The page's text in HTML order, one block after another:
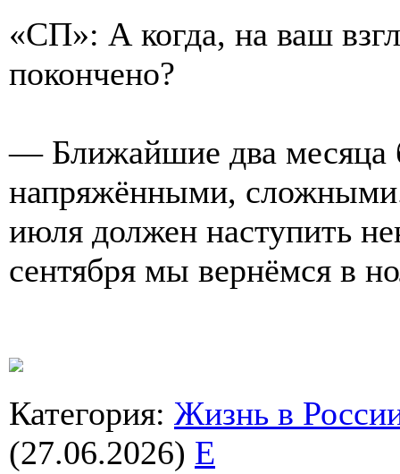
«СП»: А когда, на ваш
покончено?
— Ближайшие два месяца
напряжёнными,
июля должен наступить
сентября мы вернёмся в
Категория: Жизнь в
(27.06.2026) E